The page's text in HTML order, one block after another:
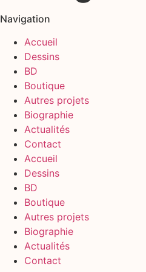
Navigation
Accueil
Dessins
BD
Boutique
Autres projets
Biographie
Actualités
Contact
Accueil
Dessins
BD
Boutique
Autres projets
Biographie
Actualités
Contact